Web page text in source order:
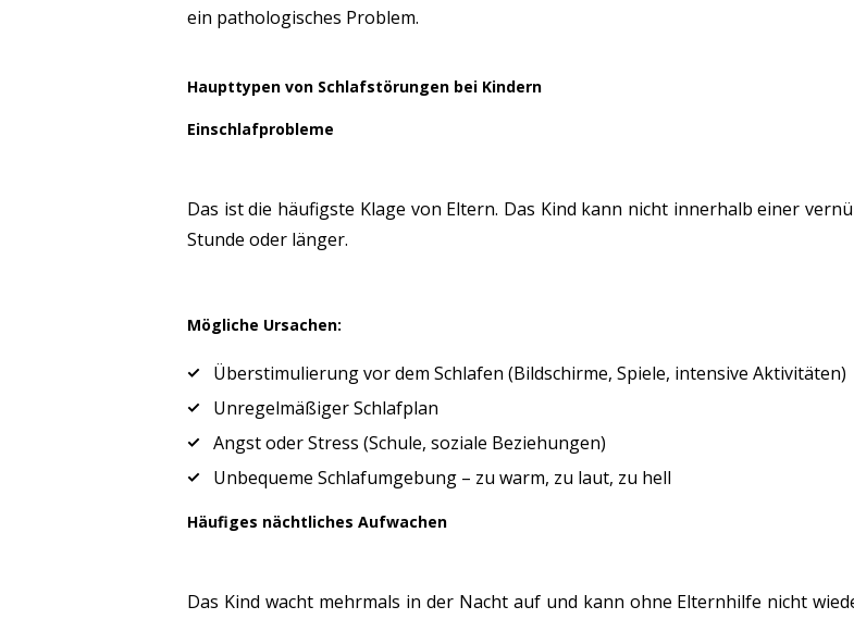
ein pathologisches Problem.
Haupttypen von Schlafstörungen bei Kindern
Einschlafprobleme
Das ist die häufigste Klage von Eltern. Das Kind kann nicht innerhalb einer
Stunde oder länger.
Mögliche Ursachen:
Überstimulierung vor dem Schlafen (Bildschirme, Spiele, intensive Aktivitäten)
Unregelmäßiger Schlafplan
Angst oder Stress (Schule, soziale Beziehungen)
Unbequeme Schlafumgebung – zu warm, zu laut, zu hell
Häufiges nächtliches Aufwachen
Das Kind wacht mehrmals in der Nacht auf und kann ohne Elternhilfe nicht